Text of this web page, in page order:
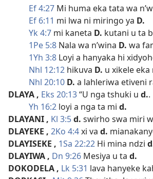
Ef 4:27 Mi huma eka tata wa
Ef 6:11 mi lwa ni miringo ya D.
Yk 4:7 mi kaneta D. kutani u ta
1Pe 5:8 Nala wa n’wina D. wa
1Yh 3:8 Loyi a hanyaka hi
Nhl 12:12 hikuva D. u xikele eka
Nhl 20:10 D. a lahleriwa etiveni
DLAYA , Eks 20:13“U nga tshuki u d..
Yh 16:2 loyi a nga ta mi d.
DLAYANI , Kl 3:5d. swirho swa miri
DLAYEKE , 2Ko 4:4xi va d.
DLAYISEKE , 1Sa 22:22 Hi mina ndzi
DLAYIWA , Dn 9:26 Mesiya u ta d.
DOKODELA , Lk 5:31 lava hanyeke